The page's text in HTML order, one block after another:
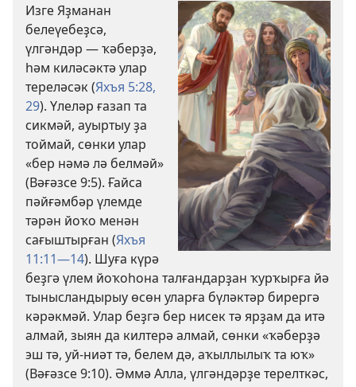
Изге Яҙманан
белеүебеҙсә,
үлгәндәр — ҡәберҙә,
һәм киләсәктә улар
тереләсәк (Яхъя 5:28,
29). Үлеләр ғазап та
сикмәй, ауыртыу ҙа
тоймай, сөнки улар
«бер нәмә лә белмәй»
(Вәғәзсе 9:5). Ғайса
пәйғәмбәр үлемде
тәрән йоҡо менән
сағыштырған (Яхъя
11:11—14). Шуға күрә
беҙгә үлем йоҡоһона талғандарҙан ҡурҡырға йә
тынысландырыу өсөн уларға бүләктәр бирергә
кәрәкмәй. Улар беҙгә бер нисек тә ярҙам да итә
алмай, зыян да килтерә алмай, сөнки «ҡәберҙә
эш тә, уй-ниәт тә, белем дә, аҡыллылыҡ та юҡ»
(Вәғәзсе 9:10). Әммә Алла, үлгәндәрҙе терелткәс,